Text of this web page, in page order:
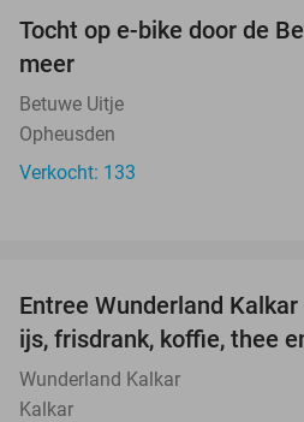
Tocht op e-bike door de
meer
Betuwe Uitje
Opheusden
Verkocht: 133
Entree Wunderland
ijs, frisdrank, koffie, thee
Wunderland Kalkar
Kalkar